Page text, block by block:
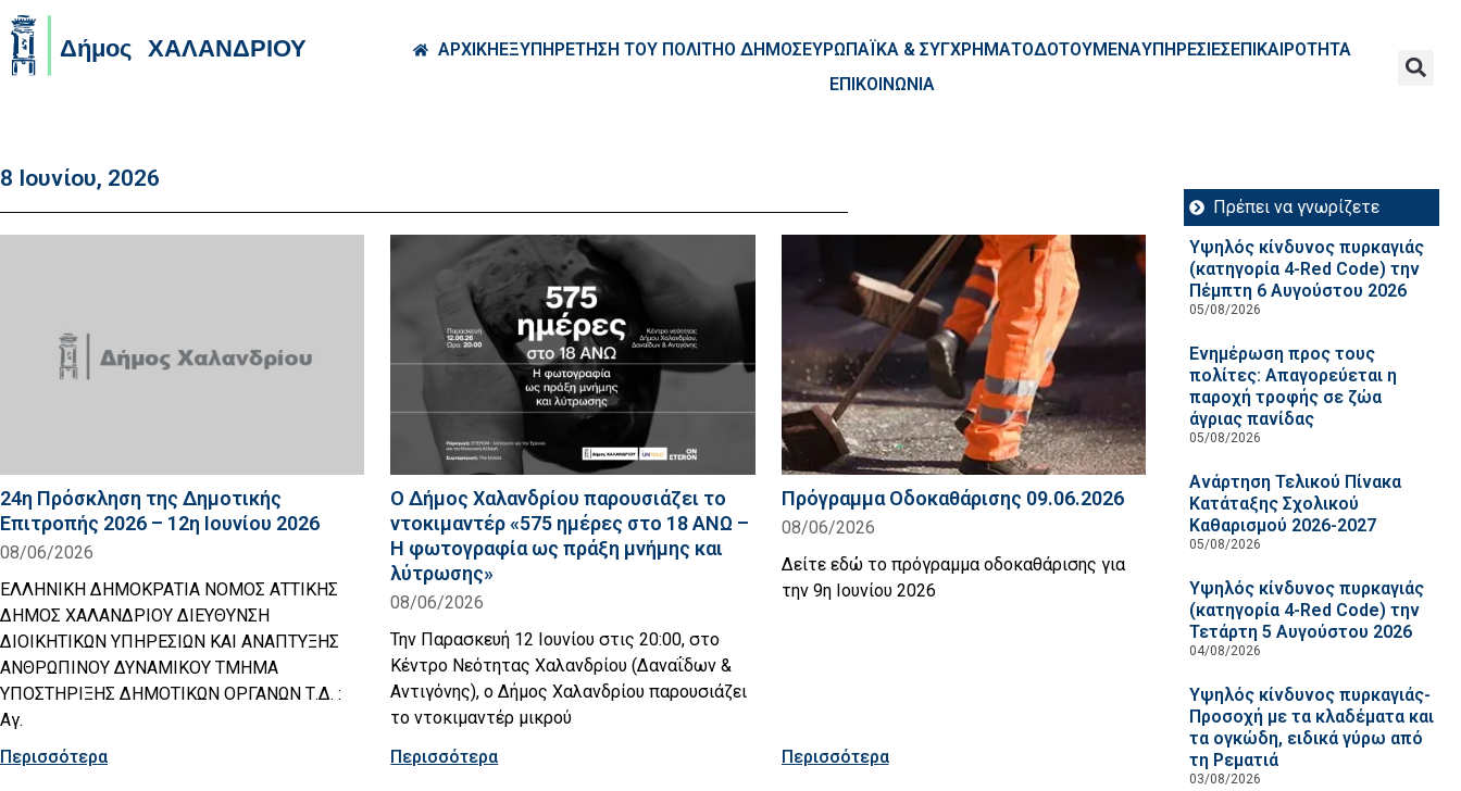
ΑΡΧΙΚΗΕΞΥΠΗΡΕΤΗΣΗ ΤΟΥ ΠΟΛΙΤΗΟ ΔΗΜΟΣΕΥΡΩΠΑΪΚΑ & ΣΥΓΧΡΗΜΑΤΟΔΟΤΟΥΜΕΝΑΥΠΗΡΕΣΙΕΣΕΠΙΚΑΙΡΟΤΗΤΑ
ΕΠΙΚΟΙΝΩΝΙΑ
8 Ιουνίου, 2026
24η Πρόσκληση της Δημοτικής
Επιτροπής 2026 – 12η Ιουνίου 2026
08/06/2026
ΕΛΛΗΝΙΚΗ ΔΗΜΟΚΡΑΤΙΑ ΝΟΜΟΣ ΑΤΤΙΚΗΣ
ΔΗΜΟΣ ΧΑΛΑΝΔΡΙΟΥ ΔΙΕΥΘΥΝΣΗ
ΔΙΟΙΚΗΤΙΚΩΝ ΥΠΗΡΕΣΙΩΝ ΚΑΙ ΑΝΑΠΤΥΞΗΣ
ΑΝΘΡΩΠΙΝΟΥ ΔΥΝΑΜΙΚΟΥ ΤΜΗΜΑ
ΥΠΟΣΤΗΡΙΞΗΣ ΔΗΜΟΤΙΚΩΝ ΟΡΓΑΝΩΝ Τ.Δ. :
Αγ.
Περισσότερα
Ο Δήμος Χαλανδρίου παρουσιάζει το
ντοκιμαντέρ «575 ημέρες στο 18 ΑΝΩ –
Η φωτογραφία ως πράξη μνήμης και
λύτρωσης»
08/06/2026
Την Παρασκευή 12 Ιουνίου στις 20:00, στο
Κέντρο Νεότητας Χαλανδρίου (Δαναΐδων &
Αντιγόνης), ο Δήμος Χαλανδρίου παρουσιάζει
το ντοκιμαντέρ μικρού
Περισσότερα
Πρόγραμμα Οδοκαθάρισης 09.06.2026
08/06/2026
Δείτε εδώ το πρόγραμμα οδοκαθάρισης για
την 9η Ιουνίου 2026
Περισσότερα
Πρέπει να γνωρίζετε
Υψηλός κίνδυνος πυρκαγιάς
(κατηγορία 4-Red Code) την
Πέμπτη 6 Αυγούστου 2026
05/08/2026
Ενημέρωση προς τους
πολίτες: Απαγορεύεται η
παροχή τροφής σε ζώα
άγριας πανίδας
05/08/2026
Ανάρτηση Τελικού Πίνακα
Κατάταξης Σχολικού
Καθαρισμού 2026-2027
05/08/2026
Υψηλός κίνδυνος πυρκαγιάς
(κατηγορία 4-Red Code) την
Τετάρτη 5 Αυγούστου 2026
04/08/2026
Υψηλός κίνδυνος πυρκαγιάς-
Προσοχή με τα κλαδέματα και
τα ογκώδη, ειδικά γύρω από
τη Ρεματιά
03/08/2026